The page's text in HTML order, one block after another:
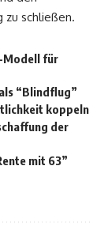
zu schließen.
Modell für
“Blindflug”
koppeln
der
mit 63”